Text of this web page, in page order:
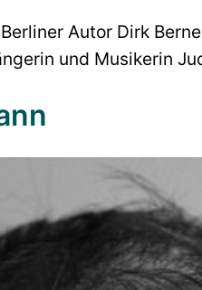
Autor Dirk
und Musikerin